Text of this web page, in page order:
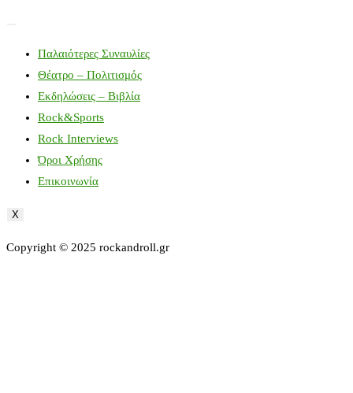
Παλαιότερες Συναυλίες
Θέατρο – Πολιτισμός
Εκδηλώσεις – Βιβλία
Rock&Sports
Rock Interviews
Όροι Χρήσης
Επικοινωνία
X
Copyright © 2025 rockandroll.gr